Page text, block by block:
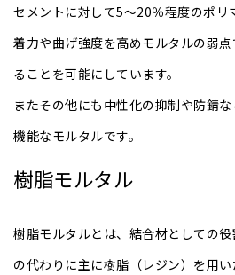
セメントに対して5～20％程度のポリ
着力や曲げ強度を高めモルタルの弱
ることを可能にしています。
またその他にも中性化の抑制や防錆
機能なモルタルです。
樹脂モルタル
樹脂モルタルとは、結合材としての
の代わりに主に樹脂（レジン）を用い